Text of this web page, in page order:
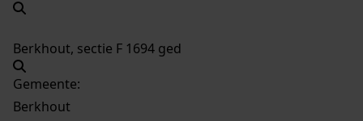
Berkhout, sectie F 1694 ged
Gemeente:
Berkhout